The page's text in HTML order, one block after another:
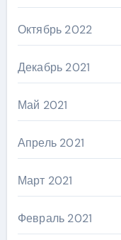
Октябрь 2022
Декабрь 2021
Май 2021
Апрель 2021
Март 2021
Февраль 2021